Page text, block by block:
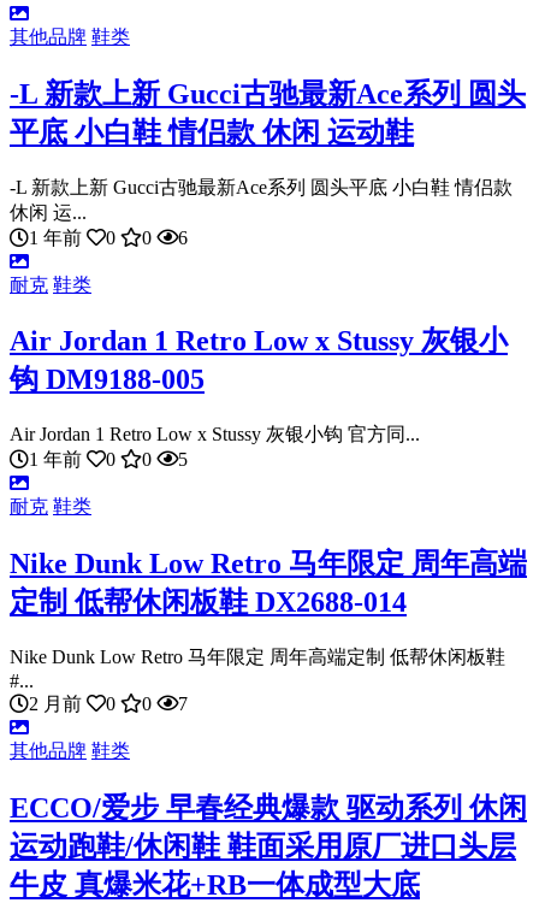
其他品牌 鞋类
-L 新款上新 Gucci古驰最新Ace系列 圆头
平底 小白鞋 情侣款 休闲 运动鞋
-L 新款上新 Gucci古驰最新Ace系列 圆头平底 小白鞋 情侣款
休闲 运...
1 年前
0 0 6
耐克 鞋类
Air Jordan 1 Retro Low x Stussy 灰银小
钩 DM9188-005
Air Jordan 1 Retro Low x Stussy 灰银小钩 官方同...
1 年前
0 0 5
耐克 鞋类
Nike Dunk Low Retro 马年限定 周年高端
定制 低帮休闲板鞋 DX2688-014
Nike Dunk Low Retro 马年限定 周年高端定制 低帮休闲板鞋
#...
2 月前
0 0 7
其他品牌 鞋类
ECCO/爱步 早春经典爆款 驱动系列 休闲
运动跑鞋/休闲鞋 鞋面采用原厂进口头层
牛皮 真爆米花+RB一体成型大底